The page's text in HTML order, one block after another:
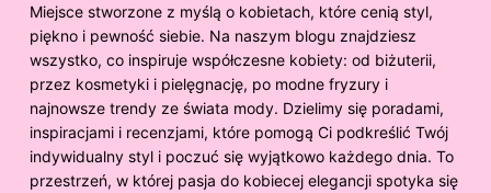
Miejsce stworzone z myślą o kobietach, które cenią styl,
piękno i pewność siebie. Na naszym blogu znajdziesz
wszystko, co inspiruje współczesne kobiety: od biżuterii,
przez kosmetyki i pielęgnację, po modne fryzury i
najnowsze trendy ze świata mody. Dzielimy się poradami,
inspiracjami i recenzjami, które pomogą Ci podkreślić Twój
indywidualny styl i poczuć się wyjątkowo każdego dnia. To
przestrzeń, w której pasja do kobiecej elegancji spotyka się